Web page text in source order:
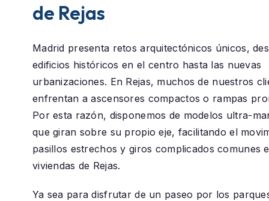
de Rejas
Madrid presenta retos arquitectónicos únicos,
edificios históricos en el centro hasta las nuevas
urbanizaciones. En Rejas, muchos de nuestros
enfrentan a ascensores compactos o rampas
Por esta razón, disponemos de modelos ultra-
que giran sobre su propio eje, facilitando el
pasillos estrechos y giros complicados comunes
viviendas de Rejas.
Ya sea para disfrutar de un paseo por los